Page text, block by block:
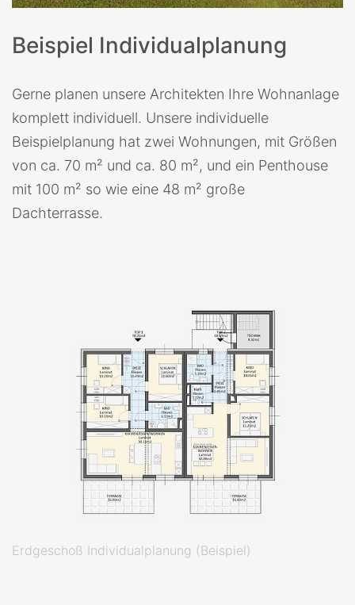
Beispiel Individualplanung
Gerne planen unsere Architekten Ihre Wohnanlage
komplett individuell. Unsere individuelle
Beispielplanung hat zwei Wohnungen, mit Größen
von ca. 70 m² und ca. 80 m², und ein Penthouse
mit 100 m² so wie eine 48 m² große
Dachterrasse.
Erdgeschoß Individualplanung (Beispiel)